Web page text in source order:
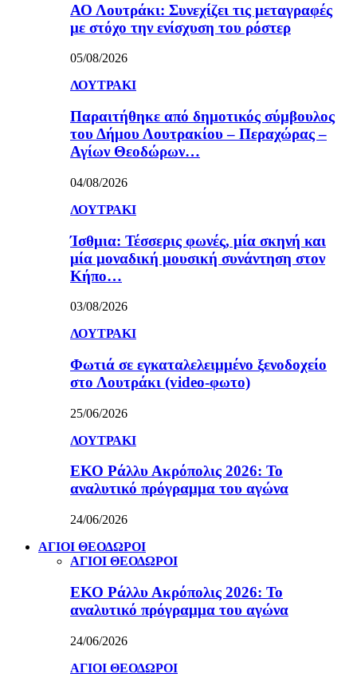
ΑΟ Λουτράκι: Συνεχίζει τις μεταγραφές
με στόχο την ενίσχυση του ρόστερ
05/08/2026
ΛΟΥΤΡΑΚΙ
Παραιτήθηκε από δημοτικός σύμβουλος
του Δήμου Λουτρακίου – Περαχώρας –
Αγίων Θεοδώρων…
04/08/2026
ΛΟΥΤΡΑΚΙ
Ίσθμια: Τέσσερις φωνές, μία σκηνή και
μία μοναδική μουσική συνάντηση στον
Κήπο…
03/08/2026
ΛΟΥΤΡΑΚΙ
Φωτιά σε εγκαταλελειμμένο ξενοδοχείο
στο Λουτράκι (video-φωτο)
25/06/2026
ΛΟΥΤΡΑΚΙ
ΕΚΟ Ράλλυ Ακρόπολις 2026: Το
αναλυτικό πρόγραμμα του αγώνα
24/06/2026
ΑΓΙΟΙ ΘΕΟΔΩΡΟΙ
ΑΓΙΟΙ ΘΕΟΔΩΡΟΙ
ΕΚΟ Ράλλυ Ακρόπολις 2026: Το
αναλυτικό πρόγραμμα του αγώνα
24/06/2026
ΑΓΙΟΙ ΘΕΟΔΩΡΟΙ